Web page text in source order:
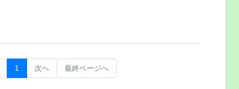
1 次へ 最終ページへ